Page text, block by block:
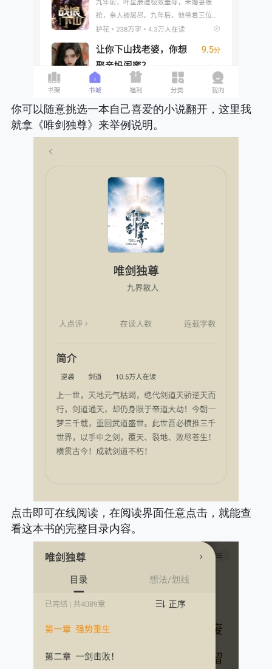
你可以随意挑选一本自己喜爱的小说翻开，这里我
就拿《唯剑独尊》来举例说明。
点击即可在线阅读，在阅读界面任意点击，就能查
看这本书的完整目录内容。